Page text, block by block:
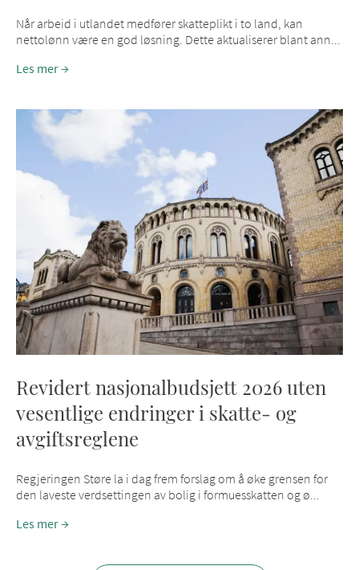
Når arbeid i utlandet medfører skatteplikt i to land, kan
nettolønn være en god løsning. Dette aktualiserer blant ann...
Les mer
Revidert nasjonalbudsjett 2026 uten
vesentlige endringer i skatte- og
avgiftsreglene
Regjeringen Støre la i dag frem forslag om å øke grensen for
den laveste verdsettingen av bolig i formuesskatten og ø...
Les mer